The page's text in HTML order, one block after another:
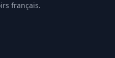
français.